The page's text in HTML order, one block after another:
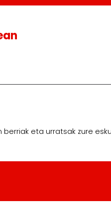
berriak eta urratsak zure
, harreman